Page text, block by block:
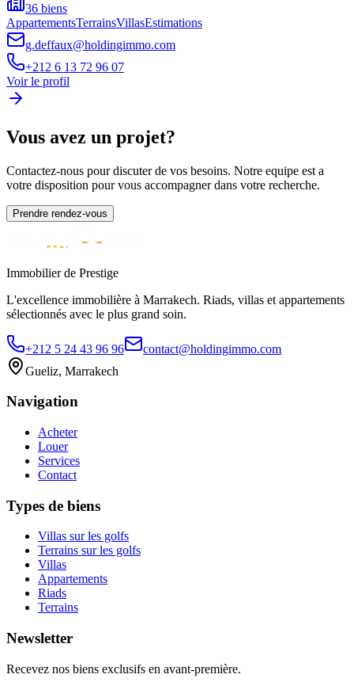
36 biens
AppartementsTerrainsVillasEstimations
g.deffaux@holdingimmo.com
+212 6 13 72 96 07
Voir le profil
Vous avez un projet?
Contactez-nous pour discuter de vos besoins. Notre equipe est a
votre disposition pour vous accompagner dans votre recherche.
Prendre rendez-vous
Immobilier de Prestige
L'excellence immobilière à Marrakech. Riads, villas et appartements
sélectionnés avec le plus grand soin.
+212 5 24 43 96 96
contact@holdingimmo.com
Gueliz, Marrakech
Navigation
Acheter
Louer
Services
Contact
Types de biens
Villas sur les golfs
Terrains sur les golfs
Villas
Appartements
Riads
Terrains
Newsletter
Recevez nos biens exclusifs en avant-première.